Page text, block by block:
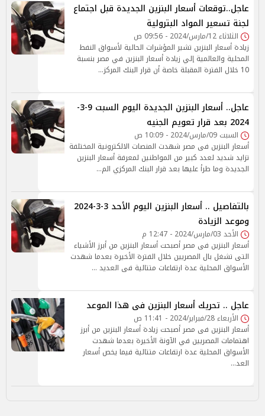
عاجل..توقعات أسعار البنزين الجديدة قبل اجتماع
لجنة تسعير المواد البترولية
الثلاثاء 12/مارس/2024 - 09:56 ص
زيادة أسعار البنزين تشير المؤشرات الحالية لأسواق النفط
المحلية والعالمية إلي زيادة أسعار البنزين في مصر بنسبة
10 خلال الفترة المقبلة خاصة أن قرار البنك المركز…
عاجل.. أسعار البنزين الجديدة اليوم السبت 9-3-
2024 بعد قرار تعويم الجنيه
السبت 09/مارس/2024 - 10:09 ص
أسعار البنزين فى مصر شهدت المنصات الالكترونية المختلفة
تزايد شديد لعدد كبير من المواطنين لمعرفة أسعار البنزين
الجديدة وما طرأ عليها بعد قرار البنك المركزي الم…
بالتفاصيل .. أسعار البنزين اليوم الأحد 3-3-2024
وموعد الزيادة
الأحد 03/مارس/2024 - 12:47 م
أسعار البنزين فى مصر أصبحت أسعار البنزين من أبرز الأشياء
التى تشغل بال المصريين خلال الفترة الأخيرة بعدما شهدت
الأسواق المحلية عدة ارتفاعات متتالية فى العديد …
عاجل .. تحريك أسعار البنزين فى هذا الموعد
الأربعاء 28/فبراير/2024 - 11:41 ص
أسعار البنزين فى مصر أصبحت زيادة أسعار البنزين من أبرز
اهتمامات المصريين في الآونة الأخيرة بعدما شهدت
الأسواق المحلية عدة ارتفاعات متتالية فيما يخص أسعار
العد…